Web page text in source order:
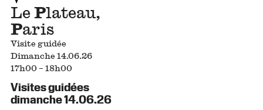
LePlateau,
Paris
Visite guidée
Dimanche 14.06.26
17h00 – 18h00
Visites guidées
dimanche 14.06.26